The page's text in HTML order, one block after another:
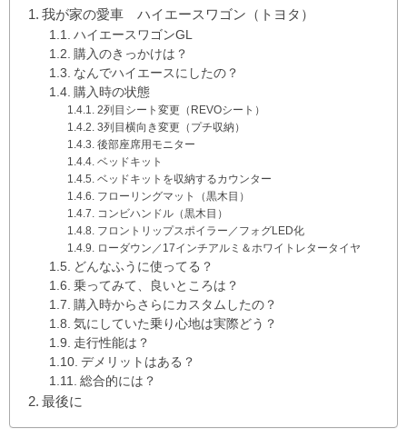
我が家の愛車 ハイエースワゴン（トヨタ）
ハイエースワゴンGL
購入のきっかけは？
なんでハイエースにしたの？
購入時の状態
2列目シート変更（REVOシート）
3列目横向き変更（プチ収納）
後部座席用モニター
ベッドキット
ベッドキットを収納するカウンター
フローリングマット（黒木目）
コンビハンドル（黒木目）
フロントリップスポイラー／フォグLED化
ローダウン／17インチアルミ＆ホワイトレタータイヤ
どんなふうに使ってる？
乗ってみて、良いところは？
購入時からさらにカスタムしたの？
気にしていた乗り心地は実際どう？
走行性能は？
デメリットはある？
総合的には？
最後に